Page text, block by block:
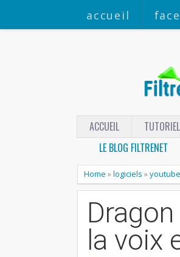
accueil
ACCUEIL
LE BLOG FILTRENET
Home »logiciels »youtube
la voix